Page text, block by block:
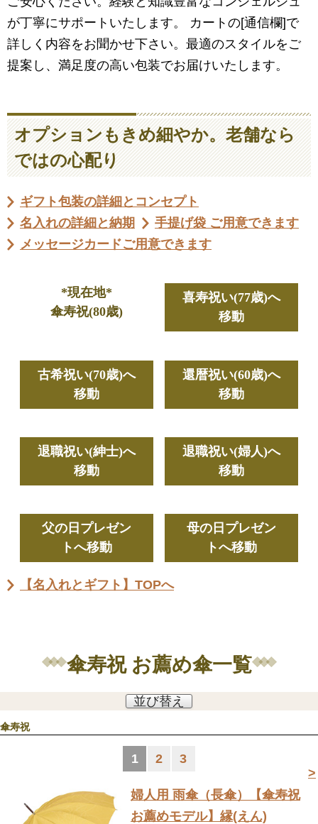
が丁寧にサポートいたします。 カートの[通信欄]で
詳しく内容をお聞かせ下さい。最適のスタイルをご
提案し、満足度の高い包装でお届けいたします。
オプションもきめ細やか。老舗なら
ではの心配り
ギフト包装の詳細とコンセプト
名入れの詳細と納期
手提げ袋 ご用意できます
メッセージカードご用意できます
*現在地*
傘寿祝(80歳)
喜寿祝い(77歳)へ
移動
古希祝い(70歳)へ
移動
還暦祝い(60歳)へ
移動
退職祝い(紳士)へ
移動
退職祝い(婦人)へ
移動
父の日プレゼン
トへ移動
母の日プレゼン
トへ移動
【名入れとギフト】TOPへ
傘寿祝 お薦め傘一覧
並び替え
傘寿祝
>
1 2 3
婦人用 雨傘（長傘）
【傘寿祝
お薦めモデル】縁(えん)